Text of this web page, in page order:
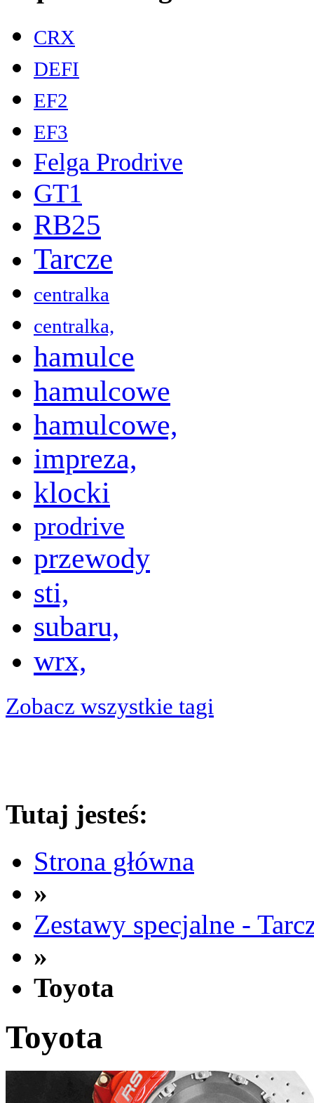
CRX
DEFI
EF2
EF3
Felga Prodrive
GT1
RB25
Tarcze
centralka
centralka,
hamulce
hamulcowe
hamulcowe,
impreza,
klocki
prodrive
przewody
sti,
subaru,
wrx,
Zobacz wszystkie tagi
Tutaj jesteś:
Strona główna
»
Zestawy specjalne -
»
Toyota
Toyota